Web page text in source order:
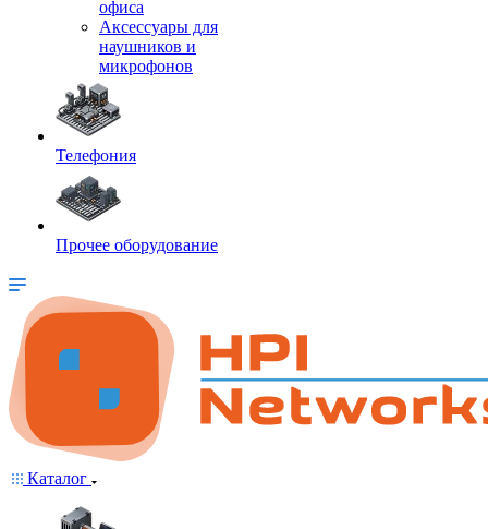
офиса
Аксессуары для
наушников и
микрофонов
Телефония
Прочее оборудование
Каталог